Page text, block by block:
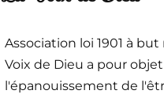
Association loi 1901 à but
Voix de Dieu a pour objet
l'épanouissement de